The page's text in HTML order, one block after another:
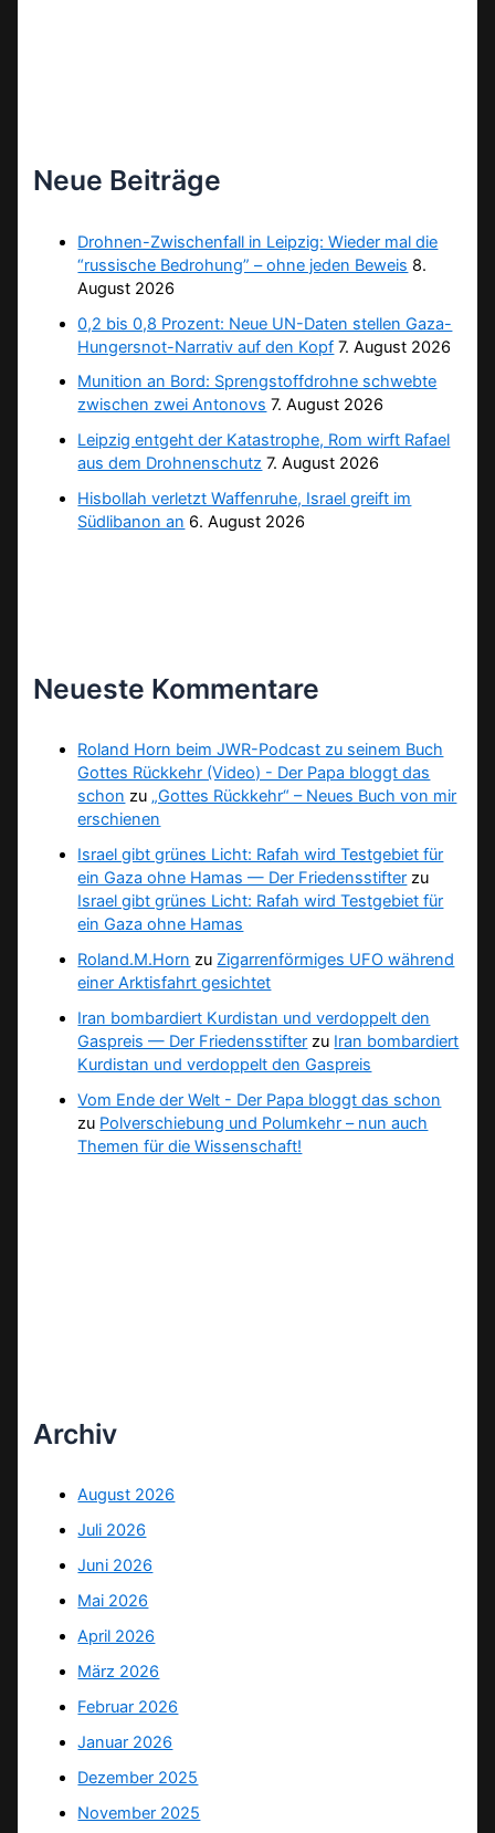
Neue Beiträge
Drohnen-Zwischenfall in Leipzig: Wieder mal die
“russische Bedrohung” – ohne jeden Beweis 8.
August 2026
0,2 bis 0,8 Prozent: Neue UN-Daten stellen Gaza-
Hungersnot-Narrativ auf den Kopf 7. August 2026
Munition an Bord: Sprengstoffdrohne schwebte
zwischen zwei Antonovs 7. August 2026
Leipzig entgeht der Katastrophe, Rom wirft Rafael
aus dem Drohnenschutz 7. August 2026
Hisbollah verletzt Waffenruhe, Israel greift im
Südlibanon an 6. August 2026
Neueste Kommentare
Roland Horn beim JWR-Podcast zu seinem Buch
Gottes Rückkehr (Video) - Der Papa bloggt das
schon zu „Gottes Rückkehr“ – Neues Buch von mir
erschienen
Israel gibt grünes Licht: Rafah wird Testgebiet für
ein Gaza ohne Hamas — Der Friedensstifter zu
Israel gibt grünes Licht: Rafah wird Testgebiet für
ein Gaza ohne Hamas
Roland.M.Horn zu Zigarrenförmiges UFO während
einer Arktisfahrt gesichtet
Iran bombardiert Kurdistan und verdoppelt den
Gaspreis — Der Friedensstifter zu Iran bombardiert
Kurdistan und verdoppelt den Gaspreis
Vom Ende der Welt - Der Papa bloggt das schon
zu Polverschiebung und Polumkehr – nun auch
Themen für die Wissenschaft!
Archiv
August 2026
Juli 2026
Juni 2026
Mai 2026
April 2026
März 2026
Februar 2026
Januar 2026
Dezember 2025
November 2025